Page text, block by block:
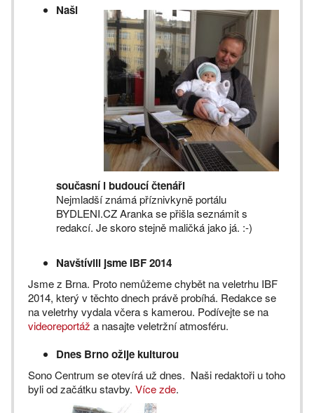
Naši
současní i budoucí čtenáři
Nejmladší známá příznivkyně portálu
BYDLENI.CZ Aranka se přišla seznámit s
redakcí. Je skoro stejně maličká jako já. :-)
Navštívili jsme IBF 2014
Jsme z Brna. Proto nemůžeme chybět na veletrhu IBF
2014, který v těchto dnech právě probíhá. Redakce se
na veletrhy vydala včera s kamerou. Podívejte se na
videoreportáž a nasajte veletržní atmosféru.
Dnes Brno ožije kulturou
Sono Centrum se otevírá už dnes. Naši redaktoři u toho
byli od začátku stavby. Více zde.